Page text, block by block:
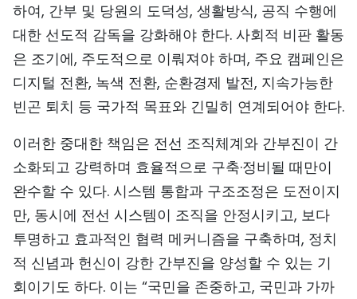
하여, 간부 및 당원의 도덕성, 생활방식, 공직 수행에
대한 선도적 감독을 강화해야 한다. 사회적 비판 활동
은 조기에, 주도적으로 이뤄져야 하며, 주요 캠페인은
디지털 전환, 녹색 전환, 순환경제 발전, 지속가능한
빈곤 퇴치 등 국가적 목표와 긴밀히 연계되어야 한다.
이러한 중대한 책임은 전선 조직체계와 간부진이 간
소화되고 강력하며 효율적으로 구축·정비될 때만이
완수할 수 있다. 시스템 통합과 구조조정은 도전이지
만, 동시에 전선 시스템이 조직을 안정시키고, 보다
투명하고 효과적인 협력 메커니즘을 구축하며, 정치
적 신념과 헌신이 강한 간부진을 양성할 수 있는 기
회이기도 하다. 이는 “국민을 존중하고, 국민과 가까